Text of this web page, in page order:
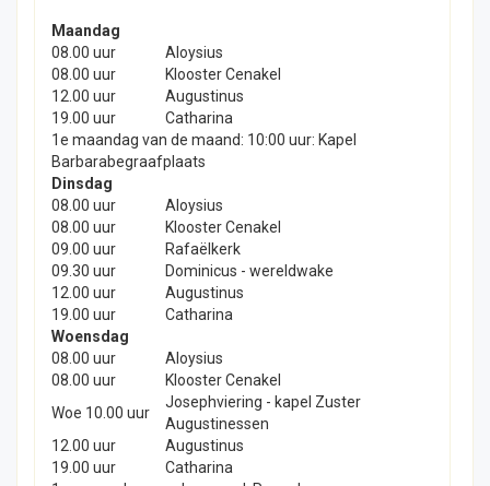
Maandag
08.00 uur
Aloysius
08.00 uur
Klooster Cenakel
12.00 uur
Augustinus
19.00 uur
Catharina
1e maandag van de maand: 10:00 uur: Kapel
Barbarabegraafplaats
Dinsdag
08.00 uur
Aloysius
08.00 uur
Klooster Cenakel
09.00 uur
Rafaëlkerk
09.30 uur
Dominicus - wereldwake
12.00 uur
Augustinus
19.00 uur
Catharina
Woensdag
08.00 uur
Aloysius
08.00 uur
Klooster Cenakel
Woe 10.00 uur
Josephviering - kapel Zuster
Augustinessen
12.00 uur
Augustinus
19.00 uur
Catharina